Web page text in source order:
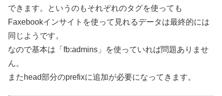
できます。というのもそれぞれのタグを使っても
Faxebookインサイトを使って見れるデータは最終的には
同じようです。
なので基本は「fb:admins」を使っていれば問題ありませ
ん。
またhead部分のprefixに追加が必要になってきます。